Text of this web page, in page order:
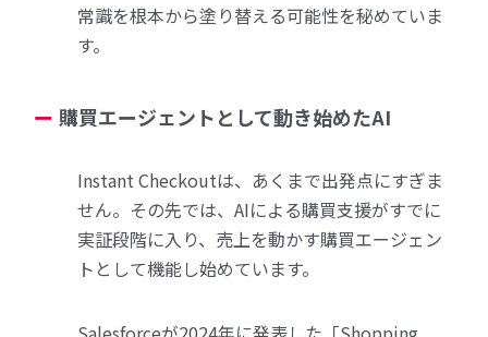
常識を根本から塗り替える可能性を秘めていま
す。
購買エージェントとして動き始めたAI
Instant Checkoutは、あくまで出発点にすぎま
せん。その先では、AIによる購買支援がすでに
実証段階に入り、売上を動かす購買エージェン
トとして機能し始めています。